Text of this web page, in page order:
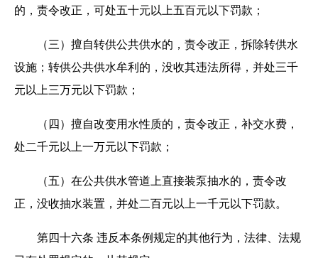
的，责令改正，可处五十元以上五百元以下罚款；
（三）擅自转供公共供水的，责令改正，拆除转供水
设施；转供公共供水牟利的，没收其违法所得，并处三千
元以上三万元以下罚款；
（四）擅自改变用水性质的，责令改正，补交水费，
处二千元以上一万元以下罚款；
（五）在公共供水管道上直接装泵抽水的，责令改
正，没收抽水装置，并处二百元以上一千元以下罚款。
第四十六条 违反本条例规定的其他行为，法律、法规